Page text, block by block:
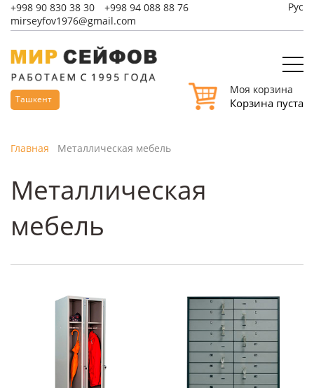
+998 90 830 38 30 +998 94 088 88 76
mirseyfov1976@gmail.com
Рус
Ташкент
Моя корзина
Корзина пуста
Главная Металлическая мебель
Металлическая
мебель